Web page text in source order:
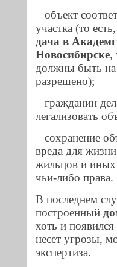
– объект
участка (то
дача в
Новосибирске,
должны быть на
разрешено);
– гражданин
легализовать
– сохранение
вреда для
жильцов и
чьи-либо права.
В последнем
построенный
хоть и
несет угрозы,
экспертиза.